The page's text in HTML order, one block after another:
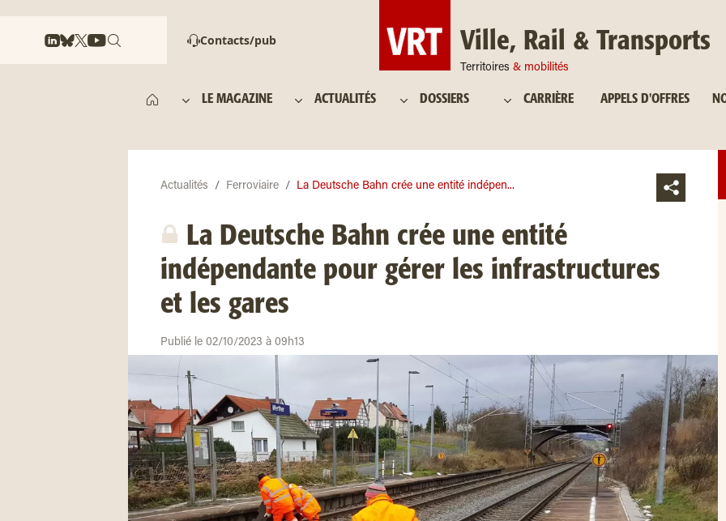
Contacts/pub Ville, Rail & Transports
Territoires & mobilités
LE MAGAZINE ACTUALITÉS DOSSIERS CARRIÈRE APPELS D'OFFRES
Actualités Ferroviaire La Deutsche Bahn crée une entité indépen...
La Deutsche Bahn crée une entité
indépendante pour gérer les infrastructures
et les gares
Publié le 02/10/2023 à 09h13